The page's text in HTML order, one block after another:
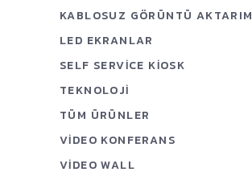
KABLOSUZ GÖRÜNTÜ AKTARIM
LED EKRANLAR
SELF SERVICE KIOSK
TEKNOLOJI
TÜM ÜRÜNLER
VIDEO KONFERANS
VIDEO WALL